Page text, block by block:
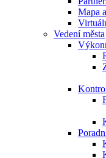
Mapa
Vedení města